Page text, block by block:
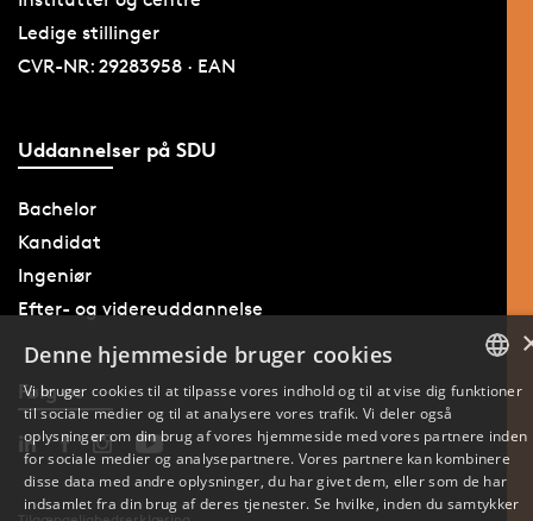
Ledige stillinger
CVR-NR: 29283958 · EAN
Uddannelser på SDU
Bachelor
Kandidat
Ingeniør
Efter- og videreuddannelse
Følg os
ENGLISH
Denne hjemmeside bruger cookies
Vi bruger cookies til at tilpasse vores indhold og til at vise dig funktioner
til sociale medier og til at analysere vores trafik. Vi deler også
oplysninger om din brug af vores hjemmeside med vores partnere inden
for sociale medier og analysepartnere. Vores partnere kan kombinere
disse data med andre oplysninger, du har givet dem, eller som de har
indsamlet fra din brug af deres tjenester. Se hvilke, inden du samtykker